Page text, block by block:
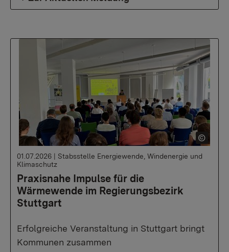
Praxisnahe Impulse für die
Wärmewende im Regierungsbezirk
Stuttgart
01.07.2026 | Stabsstelle Energiewende, Windenergie und
Klimaschutz
Erfolgreiche Veranstaltung in Stuttgart bringt
Kommunen zusammen